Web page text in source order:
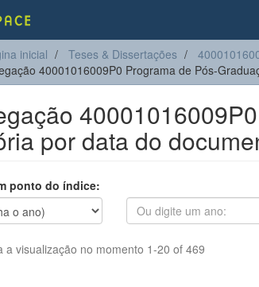
inicial Teses & Dissertações
40001016009P0 Programa de Pós-
por data do
ponto do índice:
a visualização no momento 1-20 of 469